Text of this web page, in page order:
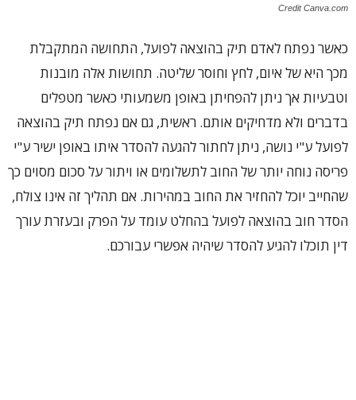
Credit Canva.com
כאשר נפתח לאדם תיק בהוצאה לפועל, התחושה המתקבלת
מכך היא של איום, לחץ וחוסר שליטה. תחושות אלה מובנות
וטבעיות אך ניתן להפחיתן באופן משמעותי כאשר מטפלים
בדברים ולא מדחיקים אותם. ראשית, גם אם נפתח תיק בהוצאה
לפועל ע"י נושה, ניתן לחתור להגעה להסדר איתו באופן ישיר ע"י
פריסה נוחה יותר של החוב לתשלומים או ויתור על סכום מסוים כך
שהחייב יוכל להחזיר את החוב במהירות. אם תהליך זה אינו צולח,
הסדר חוב בהוצאה לפועל בהחלט עומד על הפרק ובעזרת עורך
דין תוכלו להגיע להסדר שיהיה אפשרי עבורכם.